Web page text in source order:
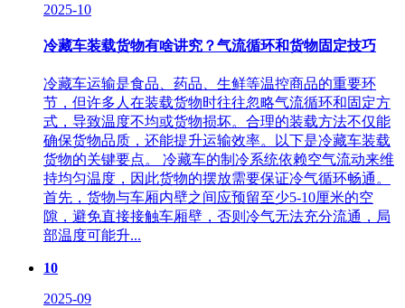
2025-10
冷藏车装载货物有啥讲究？气流循环和货物固定技巧
冷藏车运输是食品、药品、生鲜等温控商品的重要环
节，但许多人在装载货物时往往忽略气流循环和固定方
式，导致温度不均或货物损坏。合理的装载方法不仅能
确保货物品质，还能提升运输效率。以下是冷藏车装载
货物的关键要点。 冷藏车的制冷系统依赖空气流动来维
持均匀温度，因此货物的摆放需要保证冷气循环畅通。
首先，货物与车厢内壁之间应预留至少5-10厘米的空
隙，避免直接接触车厢壁，否则冷气无法充分流通，局
部温度可能升...
10
2025-09